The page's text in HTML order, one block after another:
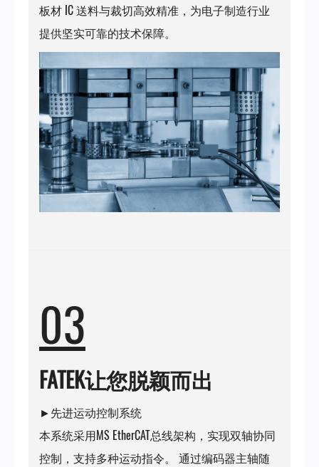
板材 IC 送料与裁切高效精准，为电子制造行业
提供坚实可靠的技术保障。
03
FATEK让您脱颖而出
►先进运动控制系统
本系统采用MS EtherCAT总线架构，实现双轴协同
控制，支持多种运动指令。 通过编码器主轴随